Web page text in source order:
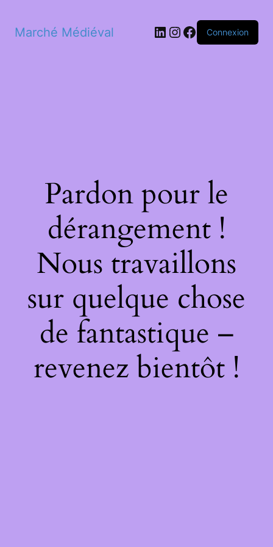
Marché Médiéval LinkedIn
Instagram
Facebook
Connexion
Pardon pour le
dérangement !
Nous travaillons
sur quelque chose
de fantastique –
revenez bientôt !